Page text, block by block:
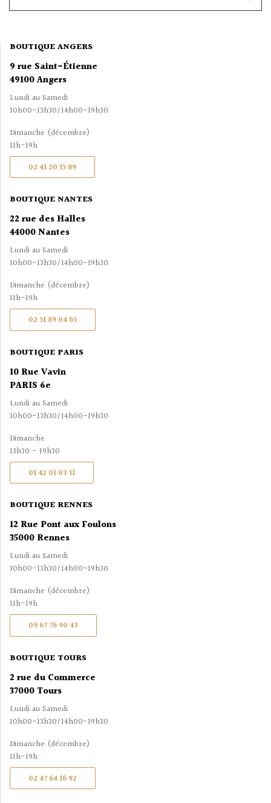
BOUTIQUE ANGERS
9 rue Saint-Étienne
49100 Angers
Lundi au Samedi
10h00-13h30/14h00-19h30
Dimanche (décembre)
11h-19h
02 41 20 15 89
BOUTIQUE NANTES
22 rue des Halles
44000 Nantes
Lundi au Samedi
10h00-13h30/14h00-19h30
Dimanche (décembre)
11h-19h
02 51 89 04 65
BOUTIQUE PARIS
10 Rue Vavin
PARIS 6e
Lundi au Samedi
10h00-13h30/14h00-19h30
Dimanche
13h30 - 19h30
01 42 01 03 11
BOUTIQUE RENNES
12 Rue Pont aux Foulons
35000 Rennes
Lundi au Samedi
10h00-13h30/14h00-19h30
Dimanche (décembre)
11h-19h
09 67 76 90 43
BOUTIQUE TOURS
2 rue du Commerce
37000 Tours
Lundi au Samedi
10h00-13h30/14h00-19h30
Dimanche (décembre)
11h-19h
02 47 64 16 92